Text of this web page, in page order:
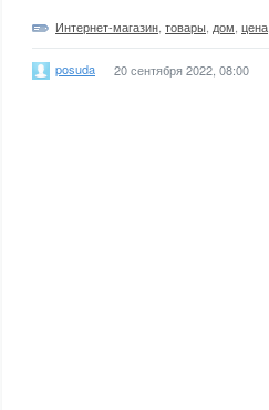
Интернет-магазин товары дом цена
posuda 20 сентября 2022, 08:00